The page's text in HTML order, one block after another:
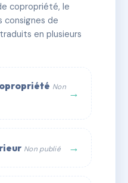
🏗 1 bâtiment(s)
copropriété, le
de
en plusieurs
Non →
Non publié →